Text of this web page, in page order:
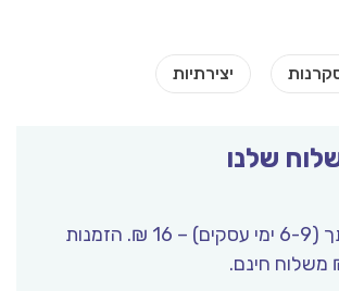
שלנו
קרובה לביתך (6-9 ימי עסקים) – 16 ₪. הזמנות